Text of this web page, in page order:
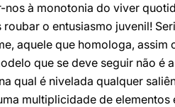
à monotonia do viver
o entusiasmo juvenil!
aquele que homologa,
que se deve seguir não é
qual é nivelada qualquer
multiplicidade de elementos